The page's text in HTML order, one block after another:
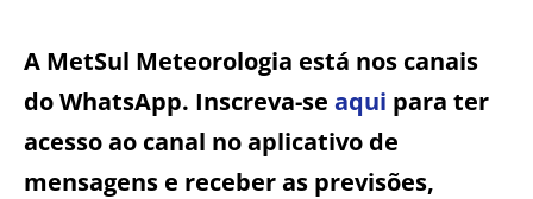
A MetSul Meteorologia está nos canais
do WhatsApp. Inscreva-se aqui para ter
acesso ao canal no aplicativo de
mensagens e receber as previsões,